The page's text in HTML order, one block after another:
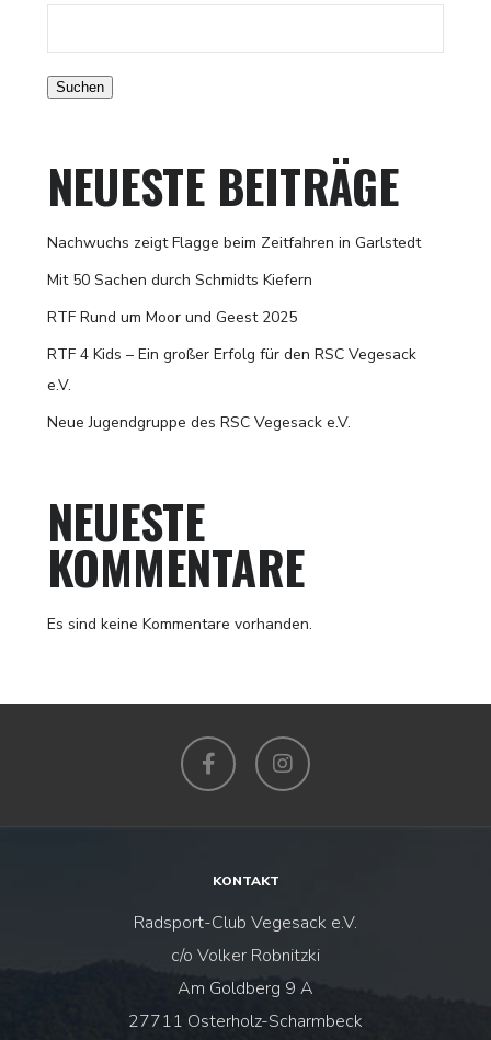
Suchen
NEUESTE BEITRÄGE
Nachwuchs zeigt Flagge beim Zeitfahren in Garlstedt
Mit 50 Sachen durch Schmidts Kiefern
RTF Rund um Moor und Geest 2025
RTF 4 Kids – Ein großer Erfolg für den RSC Vegesack
e.V.
Neue Jugendgruppe des RSC Vegesack e.V.
NEUESTE
KOMMENTARE
Es sind keine Kommentare vorhanden.
KONTAKT
Radsport-Club Vegesack e.V.
c/o Volker Robnitzki
Am Goldberg 9 A
27711 Osterholz-Scharmbeck